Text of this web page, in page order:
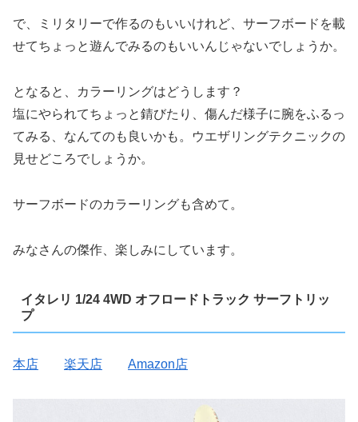
で、ミリタリーで作るのもいいけれど、サーフボードを載
せてちょっと遊んでみるのもいいんじゃないでしょうか。
となると、カラーリングはどうします？
塩にやられてちょっと錆びたり、傷んだ様子に腕をふるっ
てみる、なんてのも良いかも。ウエザリングテクニックの
見せどころでしょうか。
サーフボードのカラーリングも含めて。
みなさんの傑作、楽しみにしています。
イタレリ 1/24 4WD オフロードトラック サーフトリッ
プ
本店 楽天店 Amazon店